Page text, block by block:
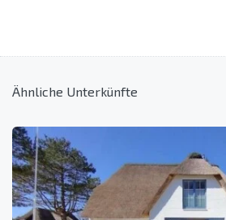
Ähnliche Unterkünfte